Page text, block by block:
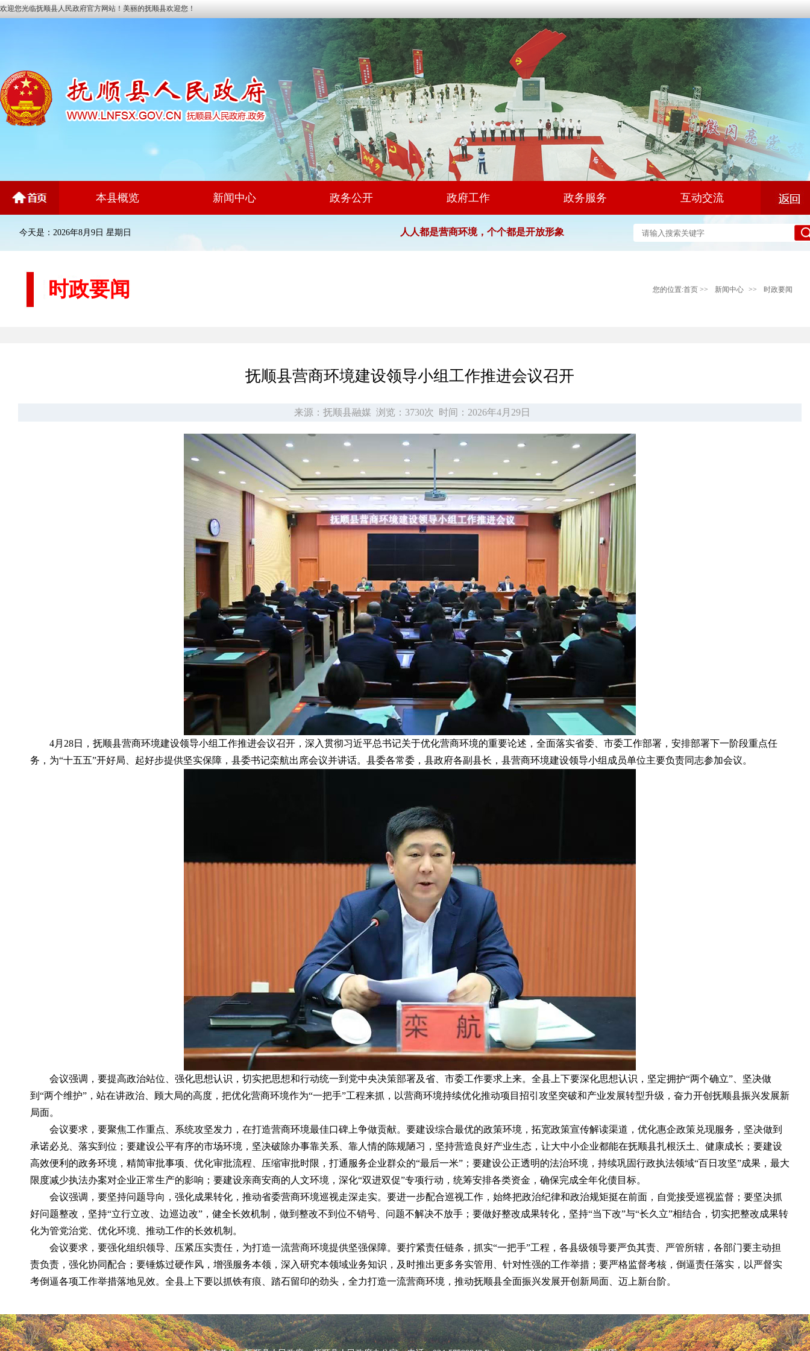
欢迎您光临抚顺县人民政府官方网站！美丽的抚顺县欢迎您！
本县概览 新闻中心 政务公开 政府工作 政务服务 互动交流
今天是：2026年8月9日 星期日 人人都是营商环境，个个都是开放形象
时政要闻 您的位置:首页 >> 新闻中心 >> 时政要闻
抚顺县营商环境建设领导小组工作推进会议召开
来源：抚顺县融媒 浏览：3730次 时间：2026年4月29日
4月28日，抚顺县营商环境建设领导小组工作推进会议召开，深入贯彻习近平总书记关于优化营商环境的重要论述，全面落实省委、市委工作部署，安排部署下一阶段重点任
务，为“十五五”开好局、起好步提供坚实保障，县委书记栾航出席会议并讲话。县委各常委，县政府各副县长，县营商环境建设领导小组成员单位主要负责同志参加会议。
会议强调，要提高政治站位、强化思想认识，切实把思想和行动统一到党中央决策部署及省、市委工作要求上来。全县上下要深化思想认识，坚定拥护“两个确立”、坚决做
到“两个维护”，站在讲政治、顾大局的高度，把优化营商环境作为“一把手”工程来抓，以营商环境持续优化推动项目招引攻坚突破和产业发展转型升级，奋力开创抚顺县振兴发展新
局面。
会议要求，要聚焦工作重点、系统攻坚发力，在打造营商环境最佳口碑上争做贡献。要建设综合最优的政策环境，拓宽政策宣传解读渠道，优化惠企政策兑现服务，坚决做到
承诺必兑、落实到位；要建设公平有序的市场环境，坚决破除办事靠关系、靠人情的陈规陋习，坚持营造良好产业生态，让大中小企业都能在抚顺县扎根沃土、健康成长；要建设
高效便利的政务环境，精简审批事项、优化审批流程、压缩审批时限，打通服务企业群众的“最后一米”；要建设公正透明的法治环境，持续巩固行政执法领域“百日攻坚”成果，最大
限度减少执法办案对企业正常生产的影响；要建设亲商安商的人文环境，深化“双进双促”专项行动，统筹安排各类资金，确保完成全年化债目标。
会议强调，要坚持问题导向，强化成果转化，推动省委营商环境巡视走深走实。要进一步配合巡视工作，始终把政治纪律和政治规矩挺在前面，自觉接受巡视监督；要坚决抓
好问题整改，坚持“立行立改、边巡边改”，健全长效机制，做到整改不到位不销号、问题不解决不放手；要做好整改成果转化，坚持“当下改”与“长久立”相结合，切实把整改成果转
化为管党治党、优化环境、推动工作的长效机制。
会议要求，要强化组织领导、压紧压实责任，为打造一流营商环境提供坚强保障。要拧紧责任链条，抓实“一把手”工程，各县级领导要严负其责、严管所辖，各部门要主动担
责负责，强化协同配合；要锤炼过硬作风，增强服务本领，深入研究本领域业务知识，及时推出更多务实管用、针对性强的工作举措；要严格监督考核，倒逼责任落实，以严督实
考倒逼各项工作举措落地见效。全县上下要以抓铁有痕、踏石留印的劲头，全力打造一流营商环境，推动抚顺县全面振兴发展开创新局面、迈上新台阶。